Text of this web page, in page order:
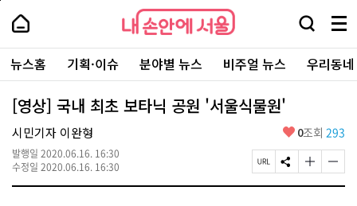
본
로
가
내
손
안
에
서
울
-
서
울
시
대
표
소
내
손
에
울
검
창
열
기
메
뉴
전
체
보
주
요
서
뉴스홈 기획·이슈 분야별 뉴스 비주얼 뉴스 우리동
[영상] 국내 최초 보타닉 공원 '서울식물원'
시민기자 이완형
발행일 2020.06.16. 16:30
수정일 2020.06.16. 16:30
좋
요
0조회 293
페
이
S
N
글
자
글
자
페
상
단
로